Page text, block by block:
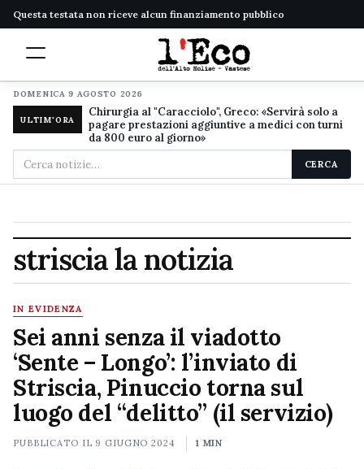
Questa testata non riceve alcun finanziamento pubblico
DOMENICA 9 AGOSTO 2026
ULTIM'ORA
Chirurgia al "Caracciolo", Greco: «Servirà solo a
pagare prestazioni aggiuntive a medici con turni
da 800 euro al giorno»
Cerca
nel
CERCA
striscia la notizia
IN EVIDENZA
Sei anni senza il viadotto
‘Sente – Longo’: l’inviato di
Striscia, Pinuccio torna sul
luogo del “delitto” (il servizio)
PUBBLICATO IL 9 GIUGNO 2024 1 MIN